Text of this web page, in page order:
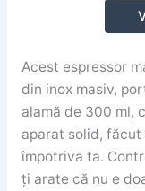
Acest espressor
din inox masiv,
alamă de 300 ml,
aparat solid, făcut
împotriva ta.
ți arate că nu e